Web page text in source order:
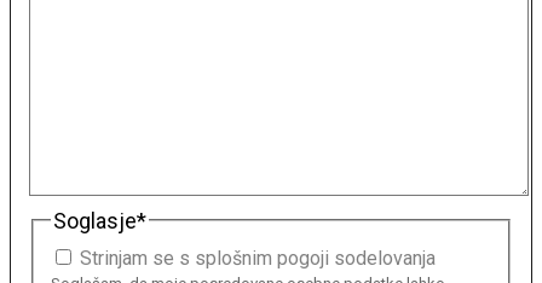
Soglasje*
Strinjam se s splošnim pogoji sodelovanja